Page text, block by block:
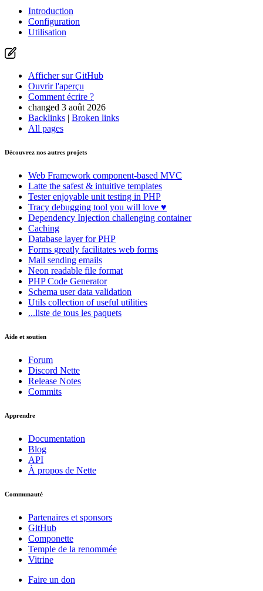
Introduction
Configuration
Utilisation
Afficher sur GitHub
Ouvrir l'aperçu
Comment écrire ?
changed 3 août 2026
Backlinks | Broken links
All pages
Découvrez nos autres projets
Web Framework component-based MVC
Latte the safest & intuitive templates
Testerenjoyable unit testing in PHP
Tracy debugging tool you will love ♥
Dependency Injection challenging container
Caching
Database layer for PHP
Forms greatly facilitates web forms
Mail sending emails
Neon readable file format
PHP Code Generator
Schema user data validation
Utils collection of useful utilities
...liste de tous les paquets
Aide et soutien
Forum
Discord Nette
Release Notes
Commits
Apprendre
Documentation
Blog
API
À propos de Nette
Communauté
Partenaires et sponsors
GitHub
Componette
Temple de la renommée
Vitrine
Faire un don